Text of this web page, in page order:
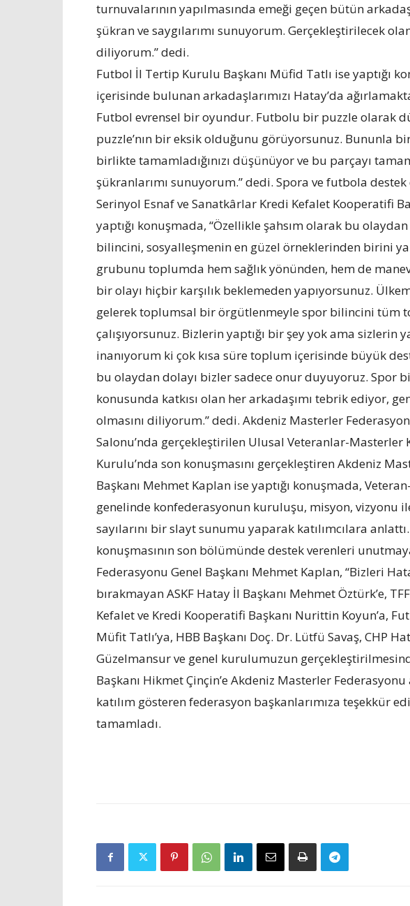
turnuvalarının yapılmasında emeği geçen bütün
şükran ve saygılarımı sunuyorum. Gerçekleştirilecek
diliyorum.” dedi.
Futbol İl Tertip Kurulu Başkanı Müfid Tatlı ise yaptığı
içerisinde bulunan arkadaşlarımızı Hatay’da
Futbol evrensel bir oyundur. Futbolu bir puzzle olarak
puzzle’nın bir eksik olduğunu görüyorsunuz. Bununla
birlikte tamamladığınızı düşünüyor ve bu parçayı
şükranlarımı sunuyorum.” dedi. Spora ve futbola
Serinyol Esnaf ve Sanatkârlar Kredi Kefalet Kooperatifi
yaptığı konuşmada, “Özellikle şahsım olarak bu
bilincini, sosyalleşmenin en güzel örneklerinden birini
grubunu toplumda hem sağlık yönünden, hem de
bir olayı hiçbir karşılık beklemeden yapıyorsunuz.
gelerek toplumsal bir örgütlenmeyle spor bilincini tüm
çalışıyorsunuz. Bizlerin yaptığı bir şey yok ama sizlerin
inanıyorum ki çok kısa süre toplum içerisinde büyük
bu olaydan dolayı bizler sadece onur duyuyoruz. Spor
konusunda katkısı olan her arkadaşımı tebrik ediyor,
olmasını diliyorum.” dedi. Akdeniz Masterler
Salonu’nda gerçekleştirilen Ulusal Veteranlar-Masterler
Kurulu’nda son konuşmasını gerçekleştiren Akdeniz
Başkanı Mehmet Kaplan ise yaptığı konuşmada,
genelinde konfederasyonun kuruluşu, misyon, vizyonu
sayılarını bir slayt sunumu yaparak katılımcılara
konuşmasının son bölümünde destek verenleri
Federasyonu Genel Başkanı Mehmet Kaplan, “Bizleri
bırakmayan ASKF Hatay İl Başkanı Mehmet Öztürk’e,
Kefalet ve Kredi Kooperatifi Başkanı Nurittin Koyun’a,
Müfit Tatlı’ya, HBB Başkanı Doç. Dr. Lütfü Savaş, CHP
Güzelmansur ve genel kurulumuzun
Başkanı Hikmet Çinçin’e Akdeniz Masterler
katılım gösteren federasyon başkanlarımıza teşekkür
tamamladı.